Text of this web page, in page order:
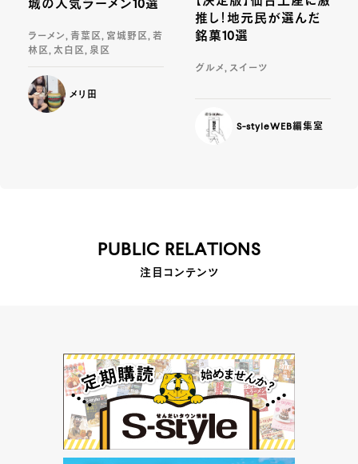
城の人気ラーメン10選
ラーメン, 青葉区, 宮城野区, 若
林区, 太白区, 泉区
メリ田
推し！地元民が選んだ
銘菓10選
グルメ, スイーツ
S-styleWEB編集室
PUBLIC RELATIONS
注目コンテンツ